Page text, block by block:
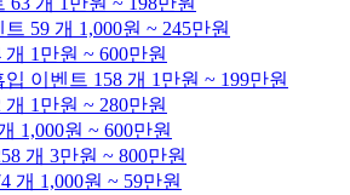
트 59 개 1,000원 ~ 245만원
개 1만원 ~ 600만원
입 이벤트 158 개 1만원 ~ 199만원
개 1만원 ~ 280만원
1,000원 ~ 600만원
개 3만원 ~ 800만원
개 1,000원 ~ 59만원